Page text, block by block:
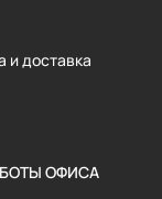
и доставка
ОФИСА